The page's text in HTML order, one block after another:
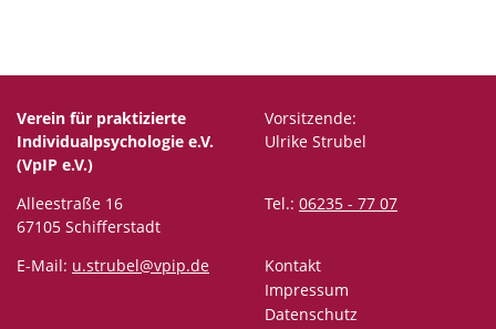
Verein für praktizierte
Individualpsychologie e.V.
(VpIP e.V.)
Vorsitzende:
Ulrike Strubel
Alleestraße 16
67105 Schifferstadt
Tel.: 06235 - 77 07
E-Mail: u.strubel@vpip.de
Kontakt
Impressum
Datenschutz